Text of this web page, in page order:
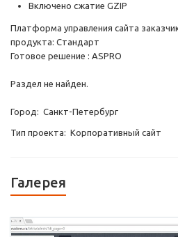
Включено сжатие GZIP
Платформа управления сайта
продукта: Стандарт
Готовое решение : ASPRO
Раздел не найден.
Город: Санкт-Петербург
Тип проекта: Корпоративный сайт
Галерея